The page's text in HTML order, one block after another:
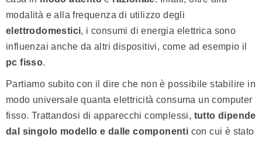
modalità e alla frequenza di utilizzo degli
elettrodomestici, i consumi di energia elettrica sono
influenzai anche da altri dispositivi, come ad esempio il
pc fisso.
Partiamo subito con il dire che non è possibile stabilire in
modo universale quanta elettricità consuma un computer
fisso. Trattandosi di apparecchi complessi, tutto dipende
dal singolo modello e dalle componenti con cui è stato